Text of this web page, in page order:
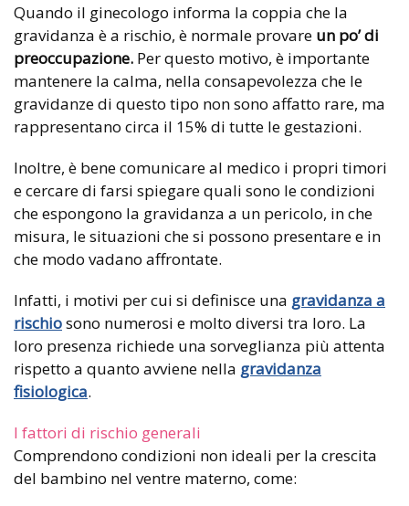
Quando il ginecologo informa la coppia che la
gravidanza è a rischio, è normale provare un po’ di
preoccupazione. Per questo motivo, è importante
mantenere la calma, nella consapevolezza che le
gravidanze di questo tipo non sono affatto rare, ma
rappresentano circa il 15% di tutte le gestazioni.
Inoltre, è bene comunicare al medico i propri timori
e cercare di farsi spiegare quali sono le condizioni
che espongono la gravidanza a un pericolo, in che
misura, le situazioni che si possono presentare e in
che modo vadano affrontate.
Infatti, i motivi per cui si definisce una gravidanza a
rischiosono numerosi e molto diversi tra loro. La
loro presenza richiede una sorveglianza più attenta
rispetto a quanto avviene nella gravidanza
fisiologica.
I fattori di rischio generali
Comprendono condizioni non ideali per la crescita
del bambino nel ventre materno, come: